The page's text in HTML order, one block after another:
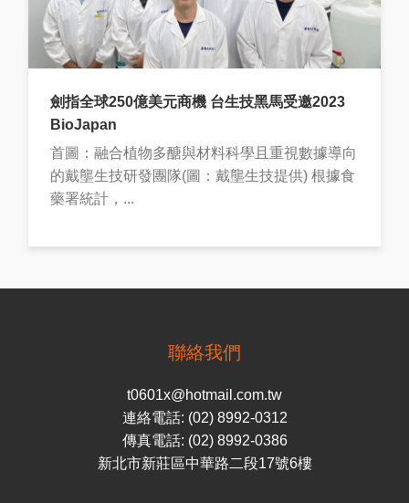
劍指全球250億美元商機 台生技黑馬受邀2023
BioJapan
首圖：融合植物多醣與材料科學且重視數據導向
的戴壟生技研發團隊(圖：戴壟生技提供) 根據食
藥署統計，...
聯絡我們
t0601x@hotmail.com.tw
連絡電話: (02) 8992-0312
傳真電話: (02) 8992-0386
新北市新莊區中華路二段17號6樓